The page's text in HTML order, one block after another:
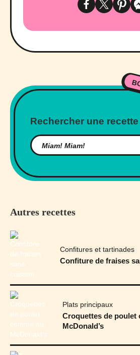
Rechercher une recette
Autres recettes
Confitures et tartinades
Confiture de fraises
Plats principaux
Croquettes de poulet
McDonald’s